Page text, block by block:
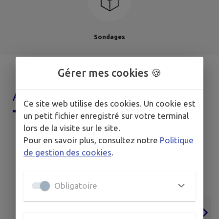
Sondages
AGENDA DEMON
TERRITOIRE
Gérer mes cookies 🍪
Ce site web utilise des cookies. Un cookie est
un petit fichier enregistré sur votre terminal
lors de la visite sur le site.
Pour en savoir plus, consultez notre Politique
de gestion des cookies
Obligatoire